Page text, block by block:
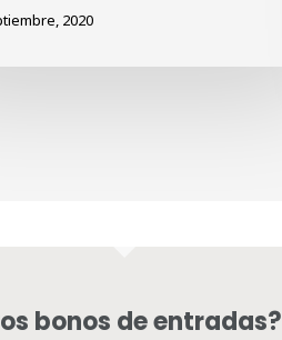
2020
bonos de entradas?